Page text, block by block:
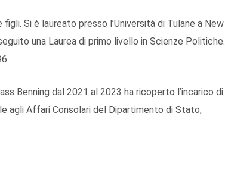
Si è laureato presso l’Università di Tulane a New
una Laurea di primo livello in Scienze Politiche.
Benning dal 2021 al 2023 ha ricoperto l’incarico di
agli Affari Consolari del Dipartimento di Stato,